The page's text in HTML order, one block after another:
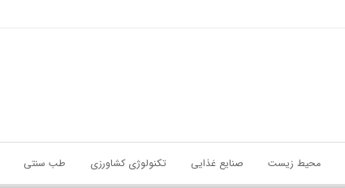
محیط زیست صنایع غذایی تکنولوژی کشاورزی طب سنتی